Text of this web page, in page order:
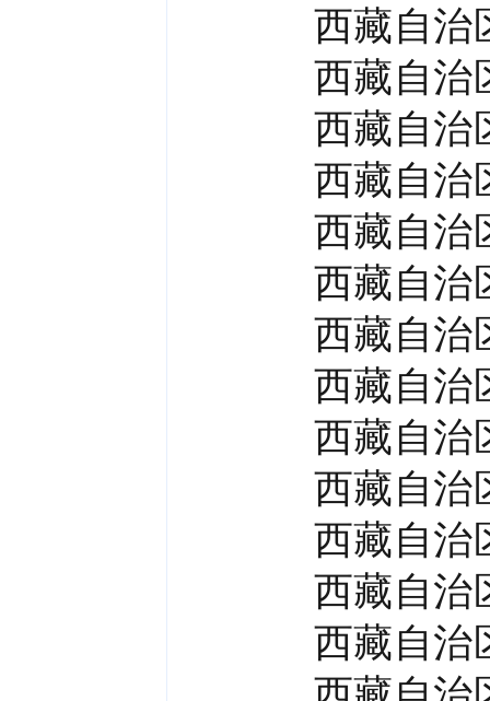
西藏自治
西藏自治
西藏自治
西藏自治
西藏自治
西藏自治
西藏自治
西藏自治
西藏自治
西藏自治
西藏自治
西藏自治
西藏自治